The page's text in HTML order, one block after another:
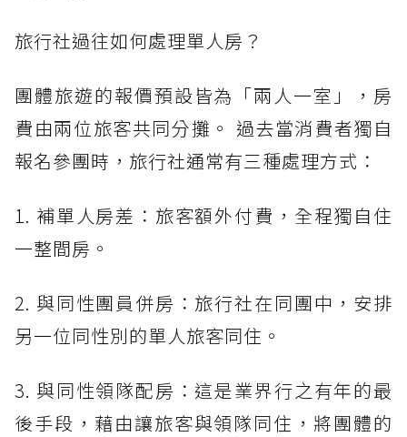
旅行社過往如何處理單人房？
團體旅遊的報價預設皆為「兩人一室」，房
費由兩位旅客共同分攤。 過去當消費者獨自
報名參團時，旅行社通常有三種處理方式：
1. 補單人房差：旅客額外付費，全程獨自住
一整間房。
2. 與同性團員併房：旅行社在同團中，安排
另一位同性別的單人旅客同住。
3. 與同性領隊配房：這是業界行之有年的最
後手段，藉由讓旅客與領隊同住，將團體的